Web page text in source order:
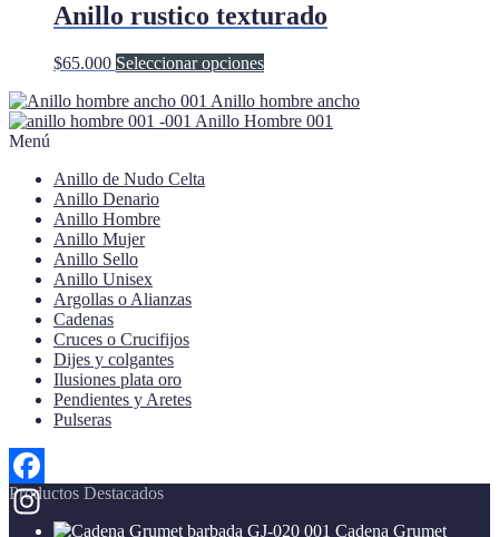
elegir
en
la
página
de
producto
Anillo rustico texturado
$65.000 Seleccionar opcionesEste
tiene
múltiples
Anillo hombre ancho
Anillo Hombre 001
Menú
Anillo de Nudo Celta
Anillo Denario
Anillo Hombre
Anillo Mujer
Anillo Sello
Anillo Unisex
Argollas o Alianzas
Cadenas
Cruces o Crucifijos
Dijes y colgantes
Ilusiones plata oro
Pendientes y Aretes
Pulseras
Facebook
Productos Destacados
Cadena Grumet